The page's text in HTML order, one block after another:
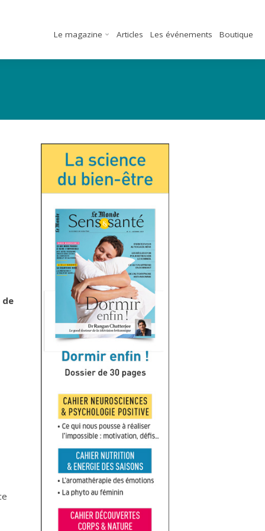
Le magazine Articles Les événements Boutique